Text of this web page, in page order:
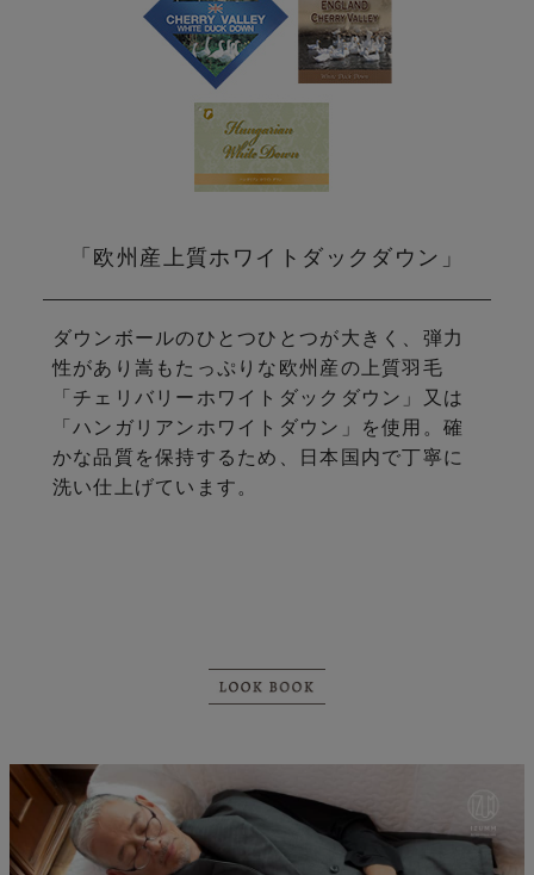
「欧州産上質ホワイトダックダウン」
ダウンボールのひとつひとつが大きく、弾力
性があり嵩もたっぷりな 欧州産の上質羽毛
「チェリバリーホワイトダックダウン」
又は
「ハンガリアンホワイトダウン」を使用。確
かな品質を保持するため、日本国内で丁寧に
洗い仕上げています。